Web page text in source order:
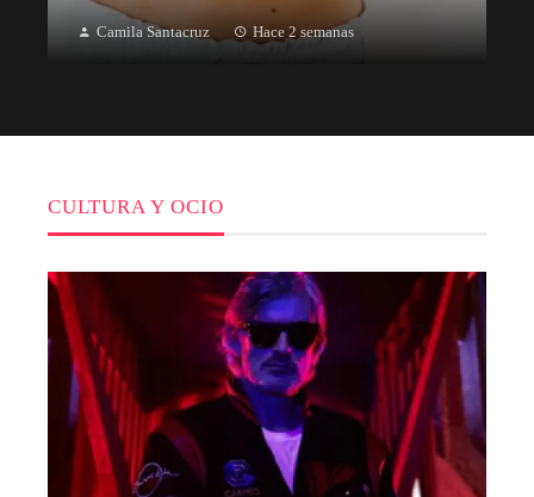
Camila Santacruz Hace 2 semanas
CULTURA Y OCIO